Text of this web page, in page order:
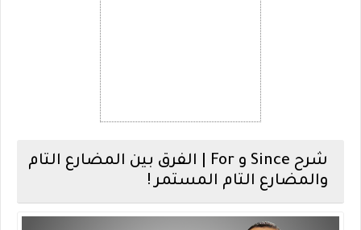
شرح Since و For | الفرق بين المضارع التام
والمضارع التام المستمر !